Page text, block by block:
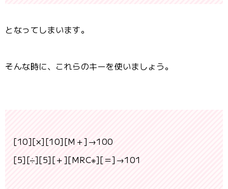
となってしまいます。
そんな時に、これらのキーを使いましょう。
[10][×][10][M＋]→100
[5][÷][5][＋][MRC※][＝]→101